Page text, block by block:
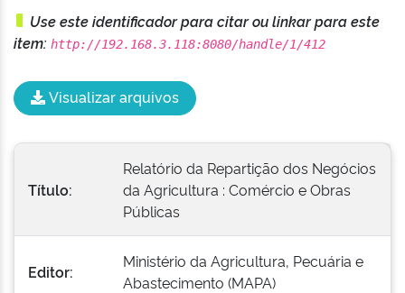
Use este identificador para citar ou linkar para este
item: http://192.168.3.118:8080/handle/1/412
Visualizar arquivos
Título:
Relatório da Repartição dos Negócios
da Agricultura : Comércio e Obras
Públicas
Editor:
Ministério da Agricultura, Pecuária e
Abastecimento (MAPA)